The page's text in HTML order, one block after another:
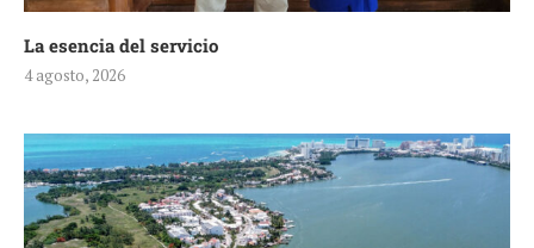
La esencia del servicio
4 agosto, 2026